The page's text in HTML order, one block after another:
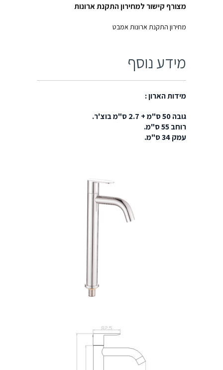
מצורף קישור למחירון התקנת ארונות
מחירון התקנת ארונות אמבט
מידע נוסף
מידות הארון :
גובה 50 ס"מ + 2.7 ס"מ בוצ'ר.
רוחב 55 ס"מ.
עמק 34 ס"מ.